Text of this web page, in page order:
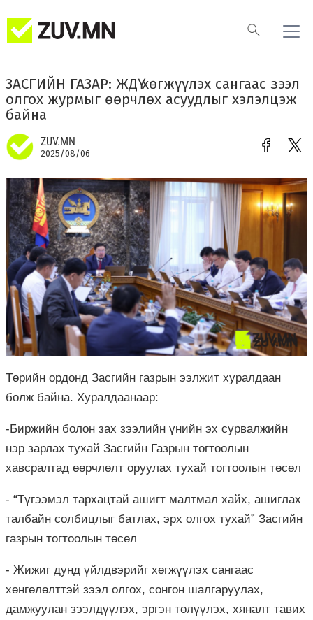
ЗАСГИЙН ГАЗАР: ЖДҮ хөгжүүлэх сангаас зээл
олгох журмыг өөрчлөх асуудлыг хэлэлцэж
байна
ZUV.MN
2025/08/06
Төрийн ордонд Засгийн газрын ээлжит хуралдаан
болж байна. Хуралдаанаар:
-Биржийн болон зах зээлийн үнийн эх сурвалжийн
нэр зарлах тухай Засгийн Газрын тогтоолын
хавсралтад өөрчлөлт оруулах тухай тогтоолын төсөл
- “Түгээмэл тархацтай ашигт малтмал хайх, ашиглах
талбайн солбицлыг батлах, эрх олгох тухай” Засгийн
газрын тогтоолын төсөл
- Жижиг дунд үйлдвэрийг хөгжүүлэх сангаас
хөнгөлөлттэй зээл олгох, сонгон шалгаруулах,
дамжуулан зээлдүүлэх, эргэн төлүүлэх, хяналт тавих